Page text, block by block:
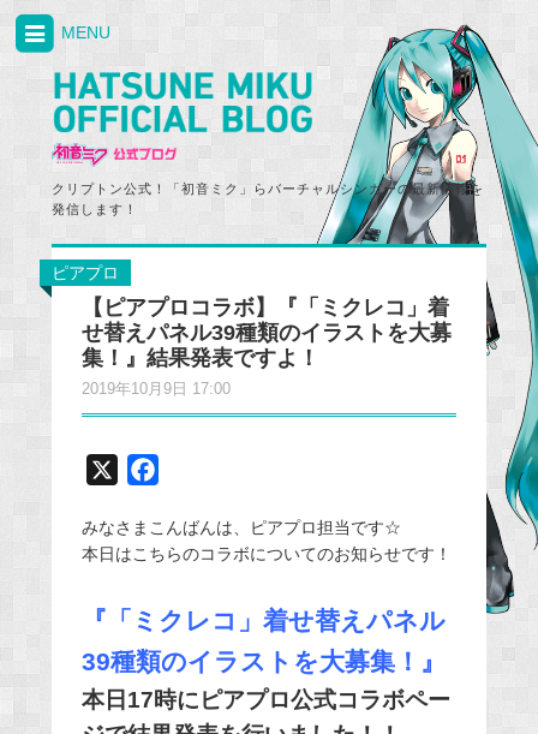
クリプトン公式！「初音ミク」らバーチャルシンガーの最新情報を
発信します！
MENU
ピアプロ
【ピアプロコラボ】『「ミクレコ」着
せ替えパネル39種類のイラストを大募
集！』結果発表ですよ！
2019年10月9日 17:00
c
e
o
o
k
みなさまこんばんは、ピアプロ担当です☆
本日はこちらのコラボについてのお知らせです！
『「ミクレコ」着せ替えパネル
39種類のイラストを大募集！』
本日17時にピアプロ公式コラボペー